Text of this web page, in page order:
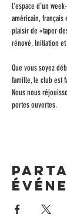
l’espace d’un
américain,
plaisir de «taper
rénové. Initiation
Que vous soyez
famille, le club est
Nous nous
portes ouvertes.